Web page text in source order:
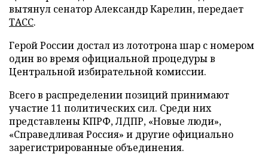
вытянул сенатор Александр Карелин, передает
ТАСС.
Герой России достал из лототрона шар с номером
один во время официальной процедуры в
Центральной избирательной комиссии.
Всего в распределении позиций принимают
участие 11 политических сил. Среди них
представлены КПРФ, ЛДПР, «Новые люди»,
«Справедливая Россия» и другие официально
зарегистрированные объединения.